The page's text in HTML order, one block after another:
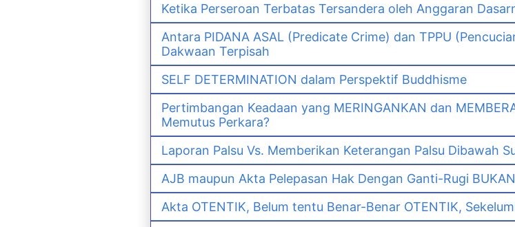
Ketika Perseroan Terbatas Tersandera oleh Anggaran
Antara PIDANA ASAL (Predicate Crime) dan TPPU
Dakwaan Terpisah
SELF DETERMINATION dalam Perspektif Buddhisme
Pertimbangan Keadaan yang MERINGANKAN dan
Memutus Perkara?
Laporan Palsu Vs. Memberikan Keterangan Palsu Dibawah
AJB maupun Akta Pelepasan Hak Dengan Ganti-Rugi
Akta OTENTIK, Belum tentu Benar-Benar OTENTIK,